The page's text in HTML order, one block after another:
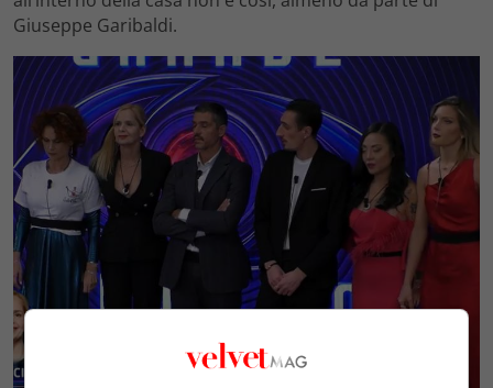
Giuseppe Garibaldi.